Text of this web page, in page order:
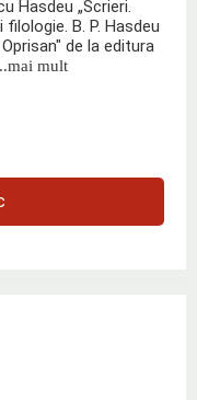
Hasdeu „Scrieri.
B. P. Hasdeu
de la editura
mult